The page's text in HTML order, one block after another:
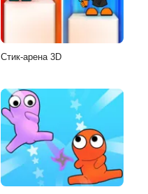
Стик-арена 3D